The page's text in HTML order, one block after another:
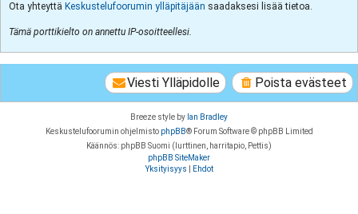
Ota yhteyttä Keskustelufoorumin ylläpitäjään saadaksesi lisää tietoa.
Tämä porttikielto on annettu IP-osoitteellesi.
Poista evästeet
Viesti Ylläpidolle
Breeze style by Ian Bradley
Keskustelufoorumin ohjelmisto phpBB® Forum Software © phpBB Limited
Käännös: phpBB Suomi (lurttinen, harritapio, Pettis)
phpBB SiteMaker
Yksityisyys
Ehdot